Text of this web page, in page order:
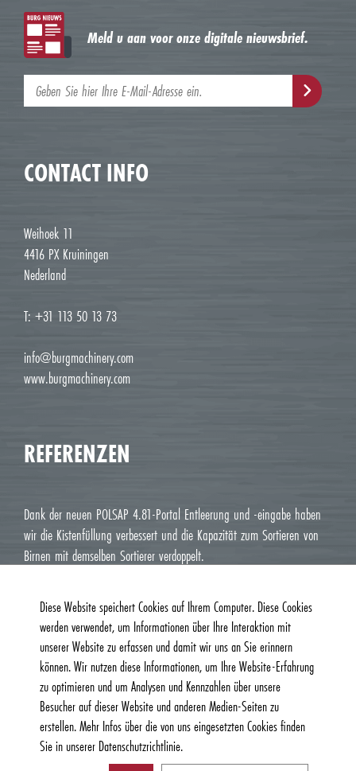
Meld u aan voor onze digitale nieuwsbrief.
CONTACT INFO
Weihoek 11
4416 PX Kruiningen
Nederland
T: +31 113 50 13 73
info@burgmachinery.com
www.burgmachinery.com
REFERENZEN
Dank der neuen POLSAP 4.81-Portal Entleerung und -eingabe haben
wir die Kistenfüllung verbessert und die Kapazität zum Sortieren von
Birnen mit demselben Sortierer verdoppelt.
© 2026, Burg Machinefabriek B.V. | Alle Rechte vorbehalten |
Diese Website speichert Cookies auf Ihrem Computer. Diese Cookies
werden verwendet, um Informationen über Ihre Interaktion mit
unserer Website zu erfassen und damit wir uns an Sie erinnern
können. Wir nutzen diese Informationen, um Ihre Website-Erfahrung
zu optimieren und um Analysen und Kennzahlen über unsere
Besucher auf dieser Website und anderen Medien-Seiten zu
erstellen. Mehr Infos über die von uns eingesetzten Cookies finden
Sie in unserer Datenschutzrichtlinie.